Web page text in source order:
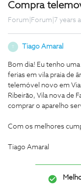
Compra
Forum|Forum|7 years
T Tiago Amaral
Bom dia! Eu tenho
ferias em vila praia de
telemóvel novo em
Ribeirão, Vila nova de
comprar o aparelho
Com os melhores
Tiago Amaral